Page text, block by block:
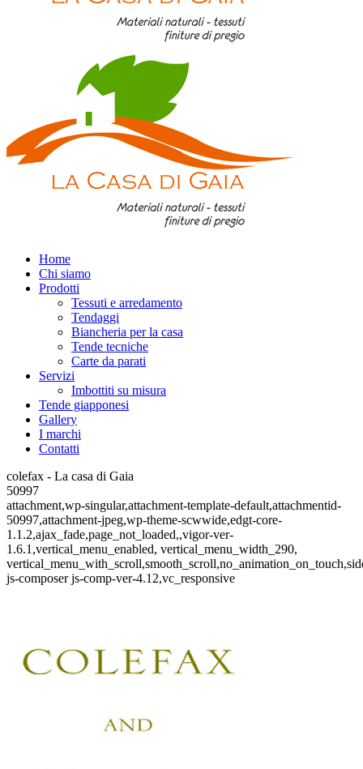
Home
Chi siamo
Prodotti
Tessuti e arredamento
Tendaggi
Biancheria per la casa
Tende tecniche
Carte da parati
Servizi
Imbottiti su misura
Tende giapponesi
Gallery
I marchi
Contatti
colefax - La casa di Gaia
50997
attachment,wp-singular,attachment-template-default,attachmentid-
50997,attachment-jpeg,wp-theme-scwwide,edgt-core-
1.1.2,ajax_fade,page_not_loaded,,vigor-ver-
1.6.1,vertical_menu_enabled, vertical_menu_width_290,
js-composer js-comp-ver-4.12,vc_responsive